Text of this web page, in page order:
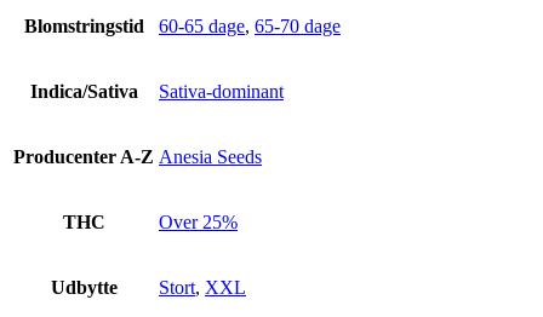
Blomstringstid 60-65 dage, 65-70 dage
Indica/Sativa Sativa-dominant
Producenter A-Z Anesia Seeds
THC Over 25%
Udbytte Stort, XXL